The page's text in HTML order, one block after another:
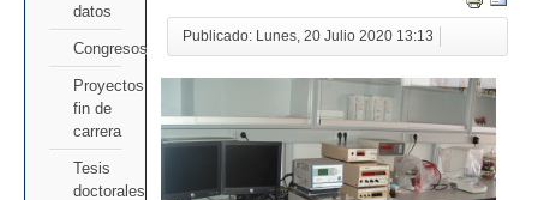
datos
Congresos
Proyectos
fin de
carrera
Tesis
doctorales
Publicado: Lunes, 20 Julio 2020 13:13